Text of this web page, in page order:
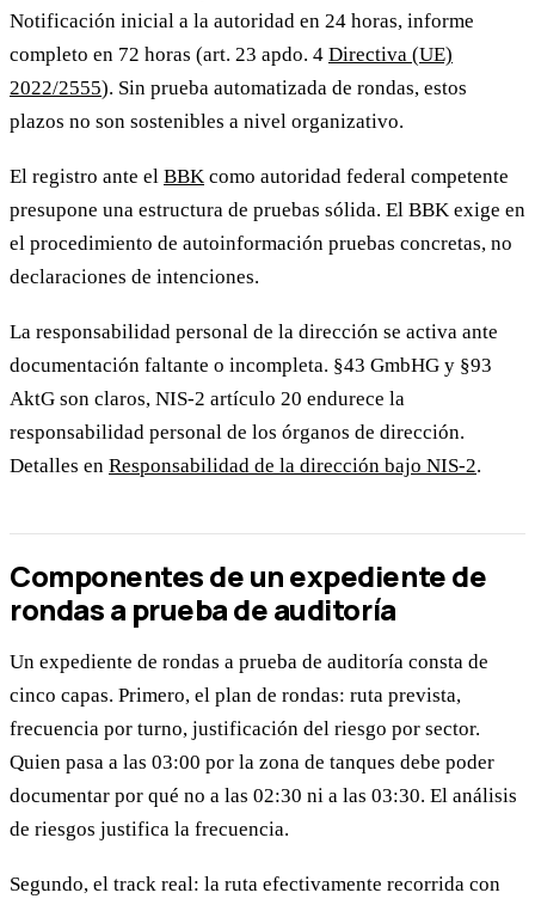
Notificación inicial a la autoridad en 24 horas, informe
completo en 72 horas (art. 23 apdo. 4 Directiva (UE)
2022/2555). Sin prueba automatizada de rondas, estos
plazos no son sostenibles a nivel organizativo.
El registro ante el BBK como autoridad federal competente
presupone una estructura de pruebas sólida. El BBK exige en
el procedimiento de autoinformación pruebas concretas, no
declaraciones de intenciones.
La responsabilidad personal de la dirección se activa ante
documentación faltante o incompleta. §43 GmbHG y §93
AktG son claros, NIS-2 artículo 20 endurece la
responsabilidad personal de los órganos de dirección.
Detalles en Responsabilidad de la dirección bajo NIS-2.
Componentes de un expediente de
rondas a prueba de auditoría
Un expediente de rondas a prueba de auditoría consta de
cinco capas. Primero, el plan de rondas: ruta prevista,
frecuencia por turno, justificación del riesgo por sector.
Quien pasa a las 03:00 por la zona de tanques debe poder
documentar por qué no a las 02:30 ni a las 03:30. El análisis
de riesgos justifica la frecuencia.
Segundo, el track real: la ruta efectivamente recorrida con